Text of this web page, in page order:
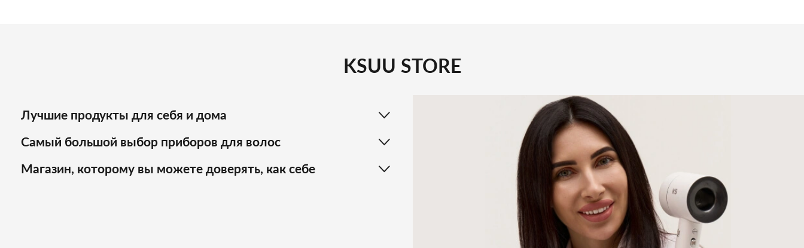
KSUU STORE
Лучшие продукты для себя и дома
Самый большой выбор приборов для волос
Магазин, которому вы можете доверять, как себе